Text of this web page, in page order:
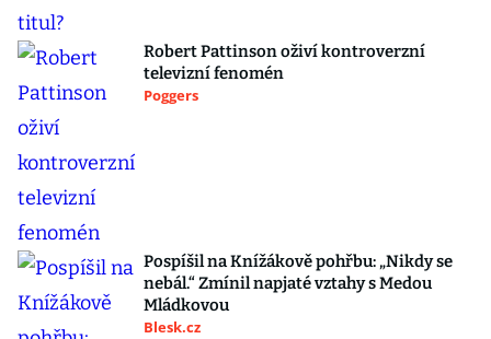
Robert Pattinson oživí kontroverzní
televizní fenomén
Poggers
Pospíšil na Knížákově pohřbu: „Nikdy se
nebál.“ Zmínil napjaté vztahy s Medou
Mládkovou
Blesk.cz